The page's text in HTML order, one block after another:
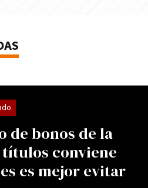
de bonos de la
conviene
es mejor evitar